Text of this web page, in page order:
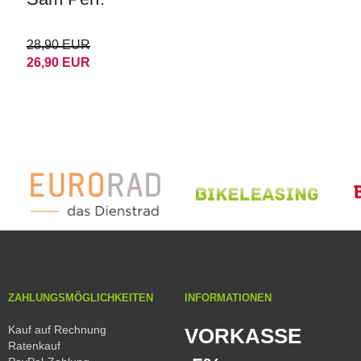
28,90 EUR
26,90 EUR
ZAHLUNGSMÖGLICHKEITEN
Kauf auf Rechnung
Ratenkauf
INFORMATIONEN
VORKASSE